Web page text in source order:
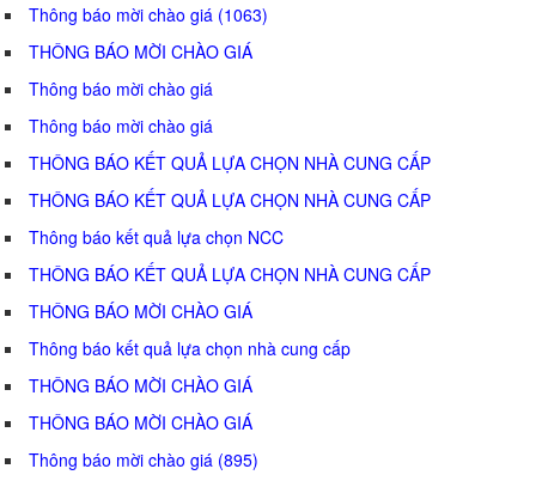
Thông báo mời chào giá (1063)
THÔNG BÁO MỜI CHÀO GIÁ
Thông báo mời chào giá
Thông báo mời chào giá
THÔNG BÁO KẾT QUẢ LỰA CHỌN NHÀ CUNG CẤP
THÔNG BÁO KẾT QUẢ LỰA CHỌN NHÀ CUNG CẤP
Thông báo kết quả lựa chọn NCC
THÔNG BÁO KẾT QUẢ LỰA CHỌN NHÀ CUNG CẤP
THÔNG BÁO MỜI CHÀO GIÁ
Thông báo kết quả lựa chọn nhà cung cấp
THÔNG BÁO MỜI CHÀO GIÁ
THÔNG BÁO MỜI CHÀO GIÁ
Thông báo mời chào giá (895)